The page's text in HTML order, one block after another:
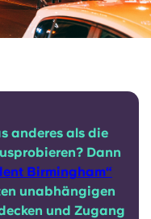
anderes als die
Dann
Birmingham“
unabhängigen
und Zugang